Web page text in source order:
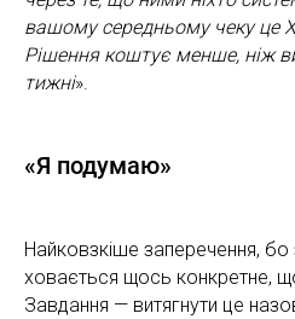
вашому середньому чеку це
Рішення коштує менше, ніж
тижні».
«Я подумаю»
Найковзкіше заперечення, бо
ховається щось конкретне,
Завдання — витягнути це